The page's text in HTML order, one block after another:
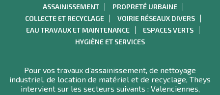
ASSAINISSEMENT
PROPRETÉ URBAINE
COLLECTE ET RECYCLAGE
VOIRIE RÉSEAUX DIVERS
EAU TRAVAUX ET MAINTENANCE
ESPACES VERTS
HYGIÈNE ET SERVICES
Pour vos travaux d’assainissement, de nettoyage
industriel, de location de matériel et de recyclage, Theys
intervient sur les secteurs suivants : Valenciennes,